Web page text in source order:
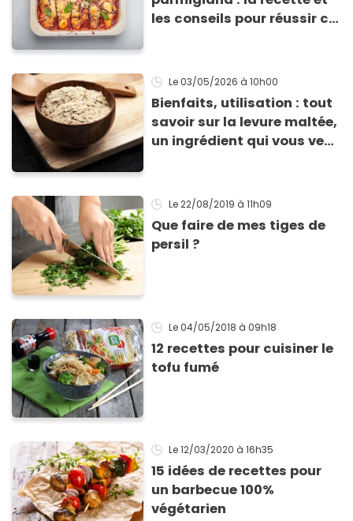
les conseils pour réussir ce
Le 03/05/2026 à 10h00
Bienfaits, utilisation : tout
savoir sur la levure maltée,
un ingrédient qui vous veut
Le 22/08/2019 à 11h09
Que faire de mes tiges de
persil ?
Le 04/05/2018 à 09h18
12 recettes pour cuisiner le
tofu fumé
Le 12/03/2020 à 16h35
15 idées de recettes pour
un barbecue 100%
végétarien